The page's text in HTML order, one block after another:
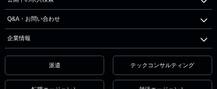
Q&A・お問い合わせ
企業情報
派遣 テックコンサルティング